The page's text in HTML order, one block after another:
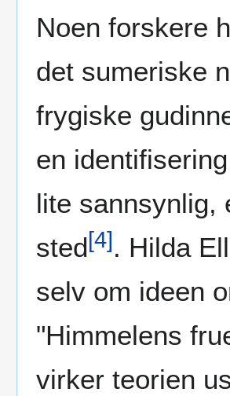
Noen forskere
det sumeriske
frygiske
en
lite sannsynlig,
sted[4]. Hilda
selv om ideen
"Himmelens
virker teorien